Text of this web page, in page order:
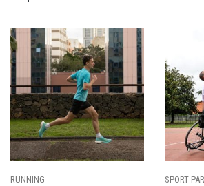
SPORT PARALIMPICI